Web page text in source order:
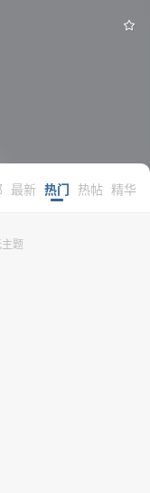
最新 热门 热帖 精华
题